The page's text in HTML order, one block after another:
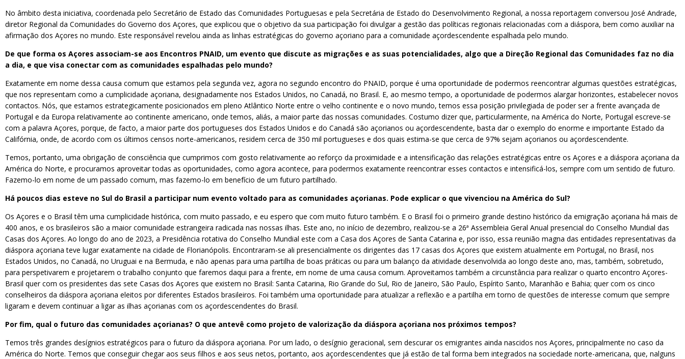
No âmbito desta iniciativa, coordenada pelo Secretário de Estado das Comunidades Portuguesas e pela Secretária de Estado do Desenvolvimento Regional, a nossa reportagem conversou José Andrade,
diretor Regional da Comunidades do Governo dos Açores, que explicou que o objetivo da sua participação foi divulgar a gestão das políticas regionais relacionadas com a diáspora, bem como auxiliar na
afirmação dos Açores no mundo. Este responsável revelou ainda as linhas estratégicas do governo açoriano para a comunidade açordescendente espalhada pelo mundo.
De que forma os Açores associam-se aos Encontros PNAID, um evento que discute as migrações e as suas potencialidades, algo que a Direção Regional das Comunidades faz no dia
a dia, e que visa conectar com as comunidades espalhadas pelo mundo?
Exatamente em nome dessa causa comum que estamos pela segunda vez, agora no segundo encontro do PNAID, porque é uma oportunidade de podermos reencontrar algumas questões estratégicas,
que nos representam como a cumplicidade açoriana, designadamente nos Estados Unidos, no Canadá, no Brasil. E, ao mesmo tempo, a oportunidade de podermos alargar horizontes, estabelecer novos
contactos. Nós, que estamos estrategicamente posicionados em pleno Atlântico Norte entre o velho continente e o novo mundo, temos essa posição privilegiada de poder ser a frente avançada de
Portugal e da Europa relativamente ao continente americano, onde temos, aliás, a maior parte das nossas comunidades. Costumo dizer que, particularmente, na América do Norte, Portugal escreve-se
com a palavra Açores, porque, de facto, a maior parte dos portugueses dos Estados Unidos e do Canadá são açorianos ou açordescendente, basta dar o exemplo do enorme e importante Estado da
Califórnia, onde, de acordo com os últimos censos norte-americanos, residem cerca de 350 mil portugueses e dos quais estima-se que cerca de 97% sejam açorianos ou açordescendente.
Temos, portanto, uma obrigação de consciência que cumprimos com gosto relativamente ao reforço da proximidade e a intensificação das relações estratégicas entre os Açores e a diáspora açoriana da
América do Norte, e procuramos aproveitar todas as oportunidades, como agora acontece, para podermos exatamente reencontrar esses contactos e intensificá-los, sempre com um sentido de futuro.
Fazemo-lo em nome de um passado comum, mas fazemo-lo em benefício de um futuro partilhado.
Há poucos dias esteve no Sul do Brasil a participar num evento voltado para as comunidades açorianas. Pode explicar o que vivenciou na América do Sul?
Os Açores e o Brasil têm uma cumplicidade histórica, com muito passado, e eu espero que com muito futuro também. E o Brasil foi o primeiro grande destino histórico da emigração açoriana há mais de
400 anos, e os brasileiros são a maior comunidade estrangeira radicada nas nossas ilhas. Este ano, no início de dezembro, realizou-se a 26ª Assembleia Geral Anual presencial do Conselho Mundial das
Casas dos Açores. Ao longo do ano de 2023, a Presidência rotativa do Conselho Mundial este com a Casa dos Açores de Santa Catarina e, por isso, essa reunião magna das entidades representativas da
diáspora açoriana teve lugar exatamente na cidade de Florianópolis. Encontraram-se ali presencialmente os dirigentes das 17 casas dos Açores que existem atualmente em Portugal, no Brasil, nos
Estados Unidos, no Canadá, no Uruguai e na Bermuda, e não apenas para uma partilha de boas práticas ou para um balanço da atividade desenvolvida ao longo deste ano, mas, também, sobretudo,
para perspetivarem e projetarem o trabalho conjunto que faremos daqui para a frente, em nome de uma causa comum. Aproveitamos também a circunstância para realizar o quarto encontro Açores-
Brasil quer com os presidentes das sete Casas dos Açores que existem no Brasil: Santa Catarina, Rio Grande do Sul, Rio de Janeiro, São Paulo, Espírito Santo, Maranhão e Bahia; quer com os cinco
conselheiros da diáspora açoriana eleitos por diferentes Estados brasileiros. Foi também uma oportunidade para atualizar a reflexão e a partilha em torno de questões de interesse comum que sempre
ligaram e devem continuar a ligar as ilhas açorianas com os açordescendentes do Brasil.
Por fim, qual o futuro das comunidades açorianas? O que antevê como projeto de valorização da diáspora açoriana nos próximos tempos?
Temos três grandes desígnios estratégicos para o futuro da diáspora açoriana. Por um lado, o desígnio geracional, sem descurar os emigrantes ainda nascidos nos Açores, principalmente no caso da
América do Norte. Temos que conseguir chegar aos seus filhos e aos seus netos, portanto, aos açordescendentes que já estão de tal forma bem integrados na sociedade norte-americana, que, nalguns